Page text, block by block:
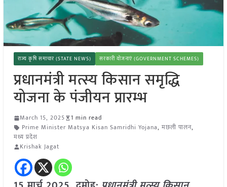
राज्य कृषि समाचार (STATE NEWS) सरकारी योजनाएं (GOVERNMENT SCHEMES)
प्रधानमंत्री मत्स्य किसान समृद्धि
योजना के पंजीयन प्रारम्भ
March 15, 2025
1 min read
Prime Minister Matsya Kisan Samridhi Yojana, मछली पालन,
मध्य प्रदेश
Krishak Jagat